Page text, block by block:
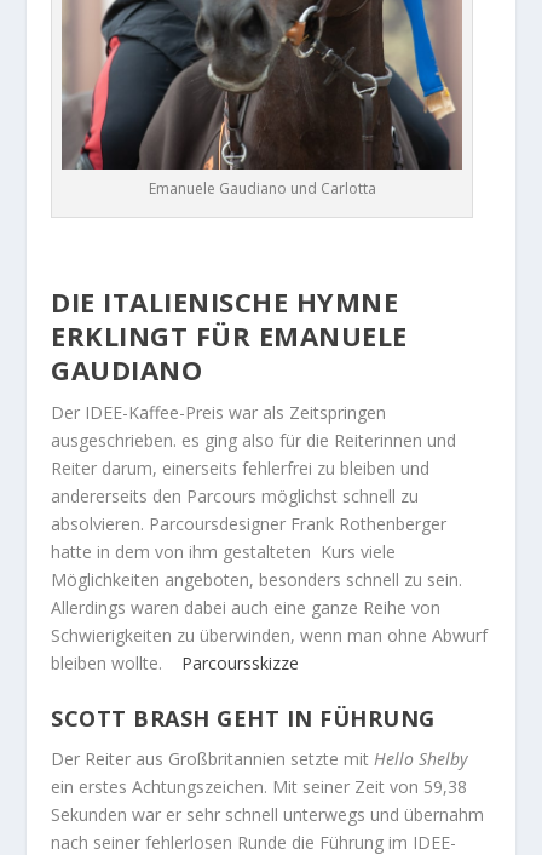
Emanuele Gaudiano und Carlotta
DIE ITALIENISCHE HYMNE
ERKLINGT FÜR EMANUELE
GAUDIANO
Der IDEE-Kaffee-Preis war als Zeitspringen
ausgeschrieben. es ging also für die Reiterinnen und
Reiter darum, einerseits fehlerfrei zu bleiben und
andererseits den Parcours möglichst schnell zu
absolvieren. Parcoursdesigner Frank Rothenberger
hatte in dem von ihm gestalteten Kurs viele
Möglichkeiten angeboten, besonders schnell zu sein.
Allerdings waren dabei auch eine ganze Reihe von
Schwierigkeiten zu überwinden, wenn man ohne Abwurf
bleiben wollte. Parcoursskizze
SCOTT BRASH GEHT IN FÜHRUNG
Der Reiter aus Großbritannien setzte mit Hello Shelby
ein erstes Achtungszeichen. Mit seiner Zeit von 59,38
Sekunden war er sehr schnell unterwegs und übernahm
nach seiner fehlerlosen Runde die Führung im IDEE-